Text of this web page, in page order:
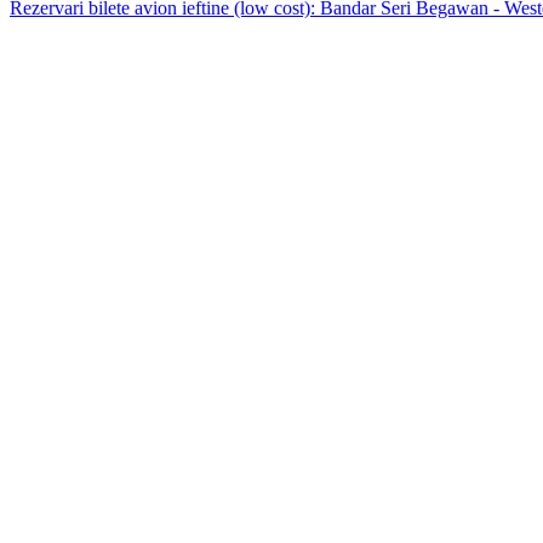
Rezervari bilete avion ieftine (low cost): Bandar Seri Begawan -